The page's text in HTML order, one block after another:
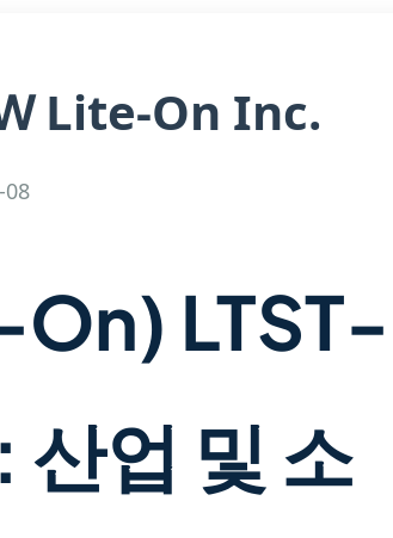
Lite-On Inc.
08
LTST-
업 및 소